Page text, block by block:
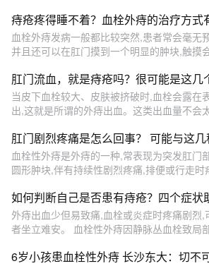
痔疮疼得睡不着？血栓外痔的治疗方式
血栓外痔发病一般都比较突然,患者常会毫无
并且还可以在肛门摸到一个明显的肿块,触摸
肛门流血，就是痔疮吗？很可能是这几
当皮下血栓较大、皮肤被挤破时,血栓会露在
出,这就是所谓的外痔出血。这类出血量不会
肛门剧烈疼痛是怎么回事？ 可能与这
血栓性外痔是外痔的一种,常表现为突发肛门
圆形肿块,伴有持续性剧烈疼痛,排便或行走时
如何判断自己是否患有痔疮？四个症状
外痔出血少但易致痛,血栓或炎症时疼痛剧烈,
者坐立难安。 血栓性外痔因静脉丛血栓致局
6岁小孩患血栓性外痔 长沙东大：切不